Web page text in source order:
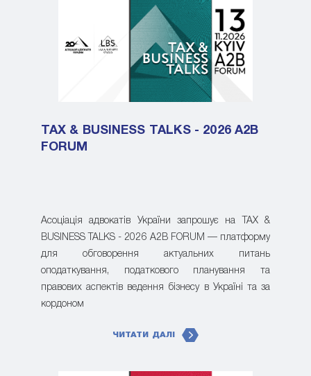
TAX & BUSINESS TALKS - 2026 A2B
FORUM
Асоціація адвокатів України запрошує на TAX &
BUSINESS TALKS - 2026 A2B FORUM — платформу
для обговорення актуальних питань
оподаткування, податкового планування та
правових аспектів ведення бізнесу в Україні та за
кордоном
ЧИТАТИ ДАЛІ